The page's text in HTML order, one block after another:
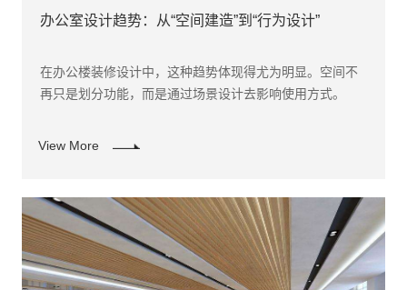
办公室设计趋势：从“空间建造”到“行为设计”
在办公楼装修设计中，这种趋势体现得尤为明显。空间不
再只是划分功能，而是通过场景设计去影响使用方式。
View More